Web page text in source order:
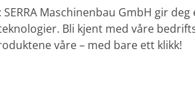
Maschinenbau GmbH gir
Bli kjent med våre
våre – med bare ett klikk!